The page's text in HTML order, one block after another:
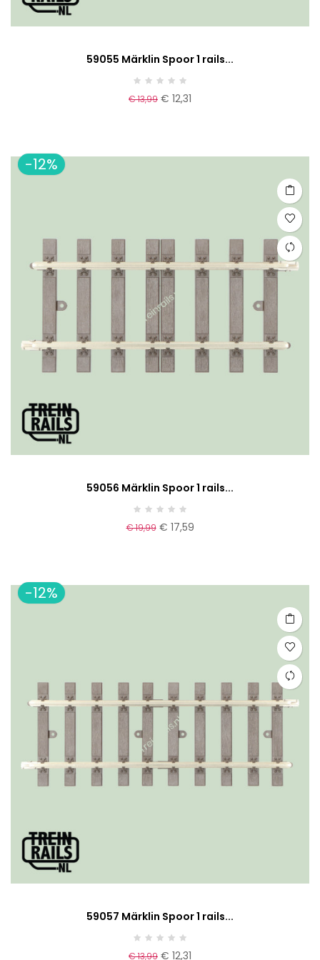
59055 Märklin Spoor 1 rails...
€ 13,99 € 12,31
-12%
59056 Märklin Spoor 1 rails...
€ 19,99 € 17,59
-12%
59057 Märklin Spoor 1 rails...
€ 13,99 € 12,31